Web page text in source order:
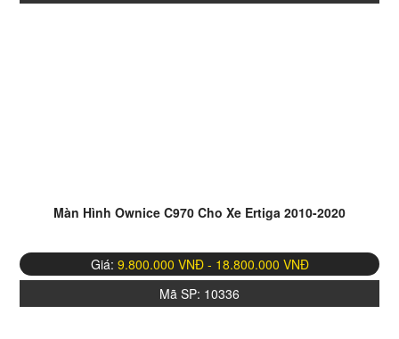
Màn Hình Ownice C970 Cho Xe Ertiga 2010-2020
Giá: 9.800.000 VNĐ - 18.800.000 VNĐ
Mã SP: 10336